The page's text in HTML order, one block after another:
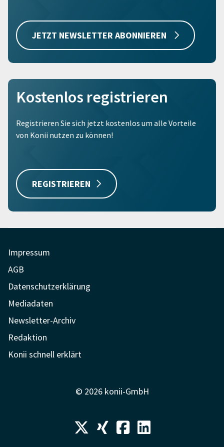
JETZT NEWSLETTER ABONNIEREN
Kostenlos registrieren
Registrieren Sie sich jetzt kostenlos um alle Vorteile
von Konii nutzen zu können!
REGISTRIEREN
Impressum
AGB
Datenschutzerklärung
Mediadaten
Newsletter-Archiv
Redaktion
Konii schnell erklärt
© 2026 konii-GmbH